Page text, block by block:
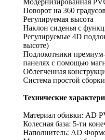
Модернизированная
Поворот на 360 градусов
Регулируемая высота
Наклон сиденья с
Регулируемые 4D
высоте)
Подлокотники
панелях с помощью
Облегченная
Система простой
Технические
Материал обивки: AD
Колесная база: 5-ти
Наполнитель: AD